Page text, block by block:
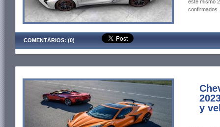
este mismo
confirmados.
COMENTÁRIOS: (0)
y